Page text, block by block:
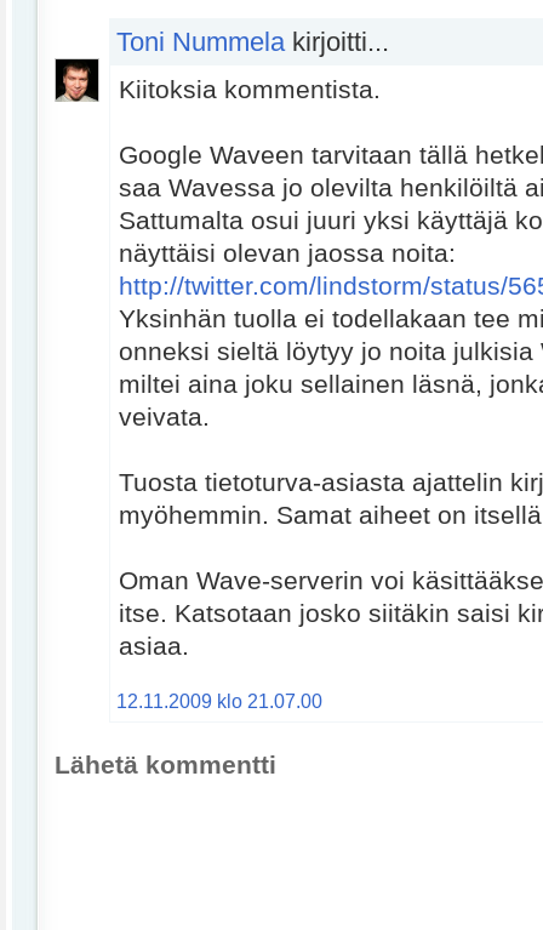
Toni Nummela kirjoitti...
Kiitoksia kommentista.
Google Waveen tarvitaan tällä
saa Wavessa jo olevilta henkilöiltä
Sattumalta osui juuri yksi käyttäjä
näyttäisi olevan jaossa noita:
http://twitter.com/lindstorm/status/
Yksinhän tuolla ei todellakaan tee
onneksi sieltä löytyy jo noita julkisia
miltei aina joku sellainen läsnä,
veivata.
Tuosta tietoturva-asiasta ajattelin
myöhemmin. Samat aiheet on
Oman Wave-serverin voi
itse. Katsotaan josko siitäkin saisi
asiaa.
12.11.2009 klo 21.07.00
Lähetä kommentti